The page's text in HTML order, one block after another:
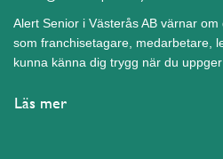
Alert Senior i Västerås AB värnar
som franchisetagare, medarbetare,
kunna känna dig trygg när du
Läs mer